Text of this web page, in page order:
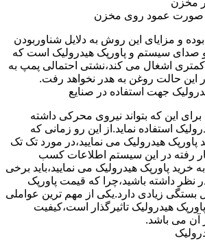
مخزن
صورت عمود روی مخزن
و مزایای این روش به دلایل شناوربودن
سیستم و پاورپک هیدرولیک است که
اشغال می کند،نشتی احتمالی پمپ به
این حالت روغن به هدر نخواهد رفت.
جهت استفاده در صنایع
این که بتواند نیروی محرکی داشته
استفاده نماید.از این رو زمانی که
پاورپک هیدرولیک می نمایید،در مورد تک تک
رفته در این سیستم اطلاعات کسب
خرید پاورپک هیدرولیک می نمایید،باید برخی
نظر داشته باشید،چرا که قیمت پاورپک
بستگی زیادی دارد.یکی از مهم ترین عواملی
هیدرولیک تاثیرگذار است،کیفیت
آن می باشد.